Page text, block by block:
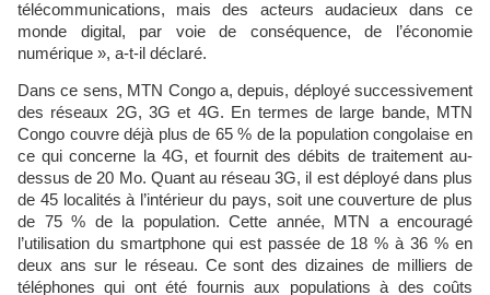
télécommunications, mais des acteurs audacieux dans ce
monde digital, par voie de conséquence, de l’économie
numérique », a-t-il déclaré.
Dans ce sens, MTN Congo a, depuis, déployé successivement
des réseaux 2G, 3G et 4G. En termes de large bande, MTN
Congo couvre déjà plus de 65 % de la population congolaise en
ce qui concerne la 4G, et fournit des débits de traitement au-
dessus de 20 Mo. Quant au réseau 3G, il est déployé dans plus
de 45 localités à l’intérieur du pays, soit une couverture de plus
de 75 % de la population. Cette année, MTN a encouragé
l’utilisation du smartphone qui est passée de 18 % à 36 % en
deux ans sur le réseau. Ce sont des dizaines de milliers de
téléphones qui ont été fournis aux populations à des coûts